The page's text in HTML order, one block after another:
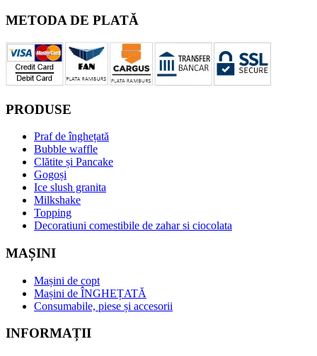
METODA DE PLATĂ
PRODUSE
Praf de înghețată
Bubble waffle
Clătite și Pancake
Gogoși
Ice slush granita
Milkshake
Topping
Decoratiuni comestibile de zahar si ciocolata
MAȘINI
Mașini de copt
Mașini de ÎNGHEȚATĂ
Consumabile, piese și accesorii
INFORMAȚII